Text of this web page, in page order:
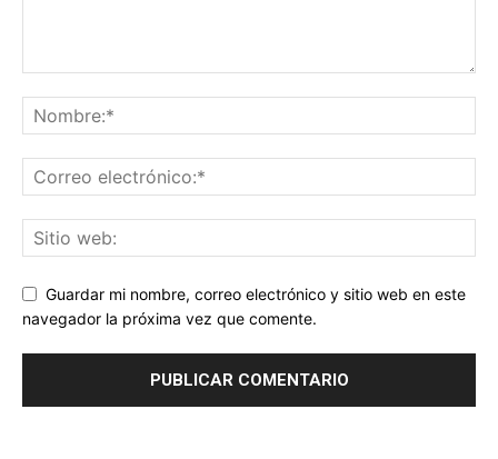
Guardar mi nombre, correo electrónico y sitio web en este
navegador la próxima vez que comente.